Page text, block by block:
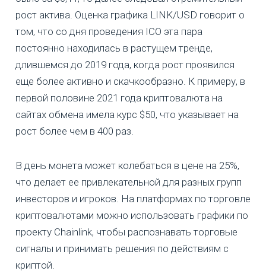
рост актива. Оценка графика LINK/USD говорит о
том, что со дня проведения ICO эта пара
постоянно находилась в растущем тренде,
длившемся до 2019 года, когда рост проявился
еще более активно и скачкообразно. К примеру, в
первой половине 2021 года криптовалюта на
сайтах обмена имела курс $50, что указывает на
рост более чем в 400 раз.
В день монета может колебаться в цене на 25%,
что делает ее привлекательной для разных групп
инвесторов и игроков. На платформах по торговле
криптовалютами можно использовать графики по
проекту Chainlink, чтобы распознавать торговые
сигналы и принимать решения по действиям с
криптой.